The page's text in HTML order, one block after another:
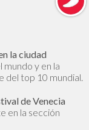
la ciudad
mundo y en la
del top 10 mundial.
de Venecia
en la sección